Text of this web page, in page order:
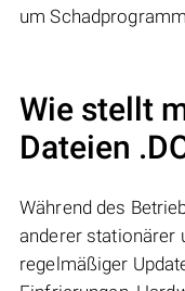
um
Wie stellt
Dateien
Während des
anderer stationärer
regelmäßiger